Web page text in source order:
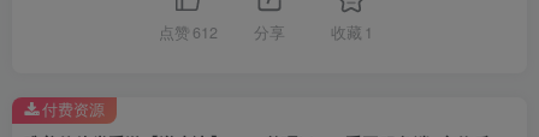
点赞 612 分享 收藏 1
付费资源